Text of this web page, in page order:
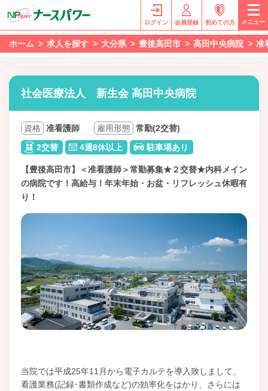
ログイン 会員登録 初めての方 メニュー
ホーム 求人を探す 大分県 豊後高田市 高田中央病院 准
社会医療法人 新生会 高田中央病院
資格 准看護師 雇用形態 常勤(2交替)
2交替
4週8休以上 駐車場あり
【豊後高田市】＜准看護師＞常勤募集★２交替★内科メイン
の病院です！高給与！年末年始・お盆・リフレッシュ休暇有
り！
当院では平成25年11月から電子カルテを導入致しまして、
看護業務(記録･書類作成など)の効率化をはかり、さらには